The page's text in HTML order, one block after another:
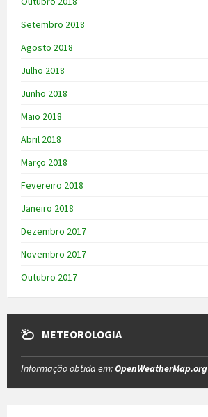
Setembro 2018
Agosto 2018
Julho 2018
Junho 2018
Maio 2018
Abril 2018
Março 2018
Fevereiro 2018
Janeiro 2018
Dezembro 2017
Novembro 2017
Outubro 2017
METEOROLOGIA
Informação obtida em:OpenWeatherMap.org